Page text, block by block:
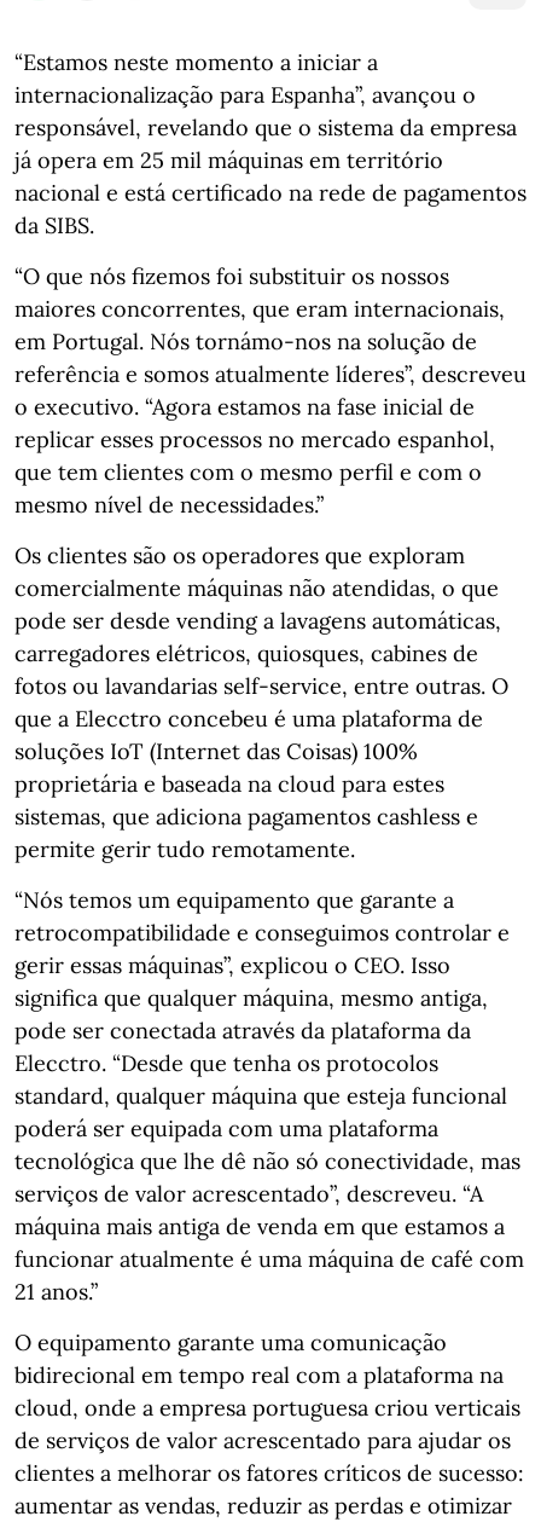
“Estamos neste momento a iniciar a
internacionalização para Espanha”, avançou o
responsável, revelando que o sistema da empresa
já opera em 25 mil máquinas em território
nacional e está certificado na rede de pagamentos
da SIBS.
“O que nós fizemos foi substituir os nossos
maiores concorrentes, que eram internacionais,
em Portugal. Nós tornámo-nos na solução de
referência e somos atualmente líderes”, descreveu
o executivo. “Agora estamos na fase inicial de
replicar esses processos no mercado espanhol,
que tem clientes com o mesmo perfil e com o
mesmo nível de necessidades.”
Os clientes são os operadores que exploram
comercialmente máquinas não atendidas, o que
pode ser desde vending a lavagens automáticas,
carregadores elétricos, quiosques, cabines de
fotos ou lavandarias self-service, entre outras. O
que a Elecctro concebeu é uma plataforma de
soluções IoT (Internet das Coisas) 100%
proprietária e baseada na cloud para estes
sistemas, que adiciona pagamentos cashless e
permite gerir tudo remotamente.
“Nós temos um equipamento que garante a
retrocompatibilidade e conseguimos controlar e
gerir essas máquinas”, explicou o CEO. Isso
significa que qualquer máquina, mesmo antiga,
pode ser conectada através da plataforma da
Elecctro. “Desde que tenha os protocolos
standard, qualquer máquina que esteja funcional
poderá ser equipada com uma plataforma
tecnológica que lhe dê não só conectividade, mas
serviços de valor acrescentado”, descreveu. “A
máquina mais antiga de venda em que estamos a
funcionar atualmente é uma máquina de café com
21 anos.”
O equipamento garante uma comunicação
bidirecional em tempo real com a plataforma na
cloud, onde a empresa portuguesa criou verticais
de serviços de valor acrescentado para ajudar os
clientes a melhorar os fatores críticos de sucesso:
aumentar as vendas, reduzir as perdas e otimizar